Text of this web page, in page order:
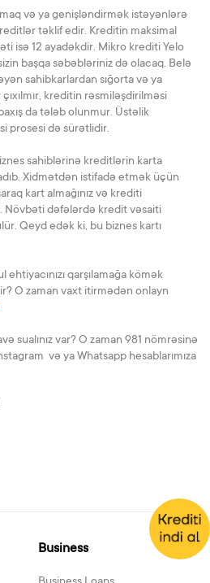
və ya genişləndirmək istəyənlərə
təklif edir. Kreditin maksimal
isə 12 ayadəkdir. Mikro krediti Yelo
başqa səbəbləriniz də olacaq. Belə
sahibkarlardan sığorta və ya
çıxılmır, kreditin rəsmiləşdirilməsi
da tələb olunmur. Üstəlik
prosesi də sürətlidir.
sahiblərinə kreditlərin karta
Xidmətdən istifadə etmək üçün
kart almağınız və krediti
Növbəti dəfələrdə kredit vəsaiti
Qeyd edək ki, bu biznes kartı
qarşılamağa kömək
O zaman vaxt itirmədən onlayn
sualınız var? O zaman 981 nömrəsinə
və ya Whatsapp hesablarımıza
Business